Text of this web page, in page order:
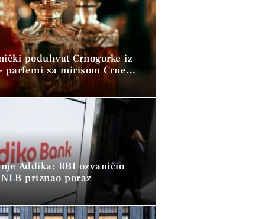
poduhvat Crnogorke iz
parfemi sa mirisom Crne
svijet
Addika: RBI ozvaničio
priznao poraz